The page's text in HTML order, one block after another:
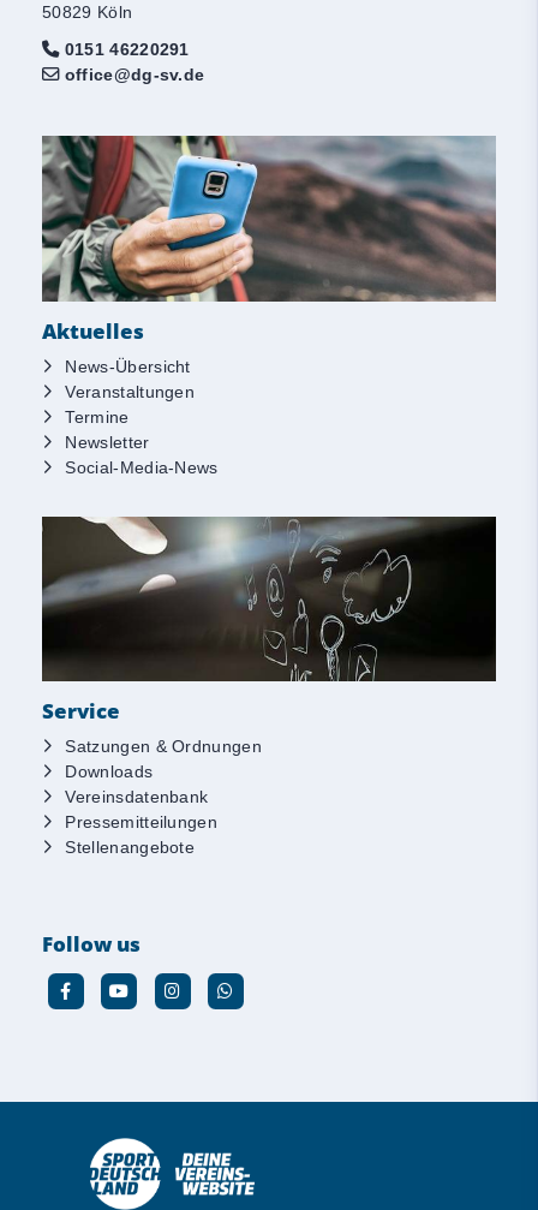
50829 Köln
0151 46220291
office@dg-sv.de
Aktuelles
News-Übersicht
Veranstaltungen
Termine
Newsletter
Social-Media-News
Service
Satzungen & Ordnungen
Downloads
Vereinsdatenbank
Pressemitteilungen
Stellenangebote
Follow us